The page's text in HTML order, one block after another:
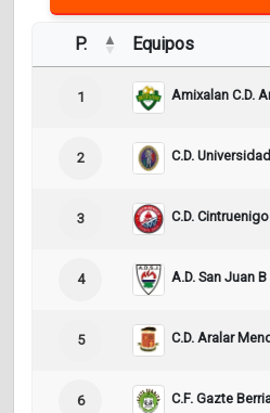
P. Equipos
1 Amixalan C.D.
2 C.D.
3 C.D. Cintruenigo
4 A.D. San Juan B
5 C.D. Aralar
6 C.F. Gazte